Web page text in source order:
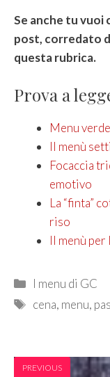
Se anche tu vuoi
post, corredato
questa rubrica.
Prova a
Menu
Il menù
Focaccia
emotivo
La “finta”
riso
Il menù per
Categories
I menu di GC
Tags
cena, menu,
PREVIOUS